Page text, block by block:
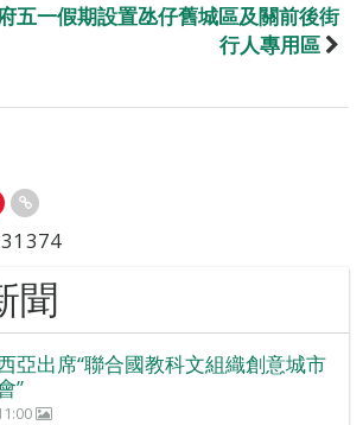
五一假期設置氹仔舊城區及關前後街
行人專用區
聞
亞出席“聯合國教科文組織創意城市
”